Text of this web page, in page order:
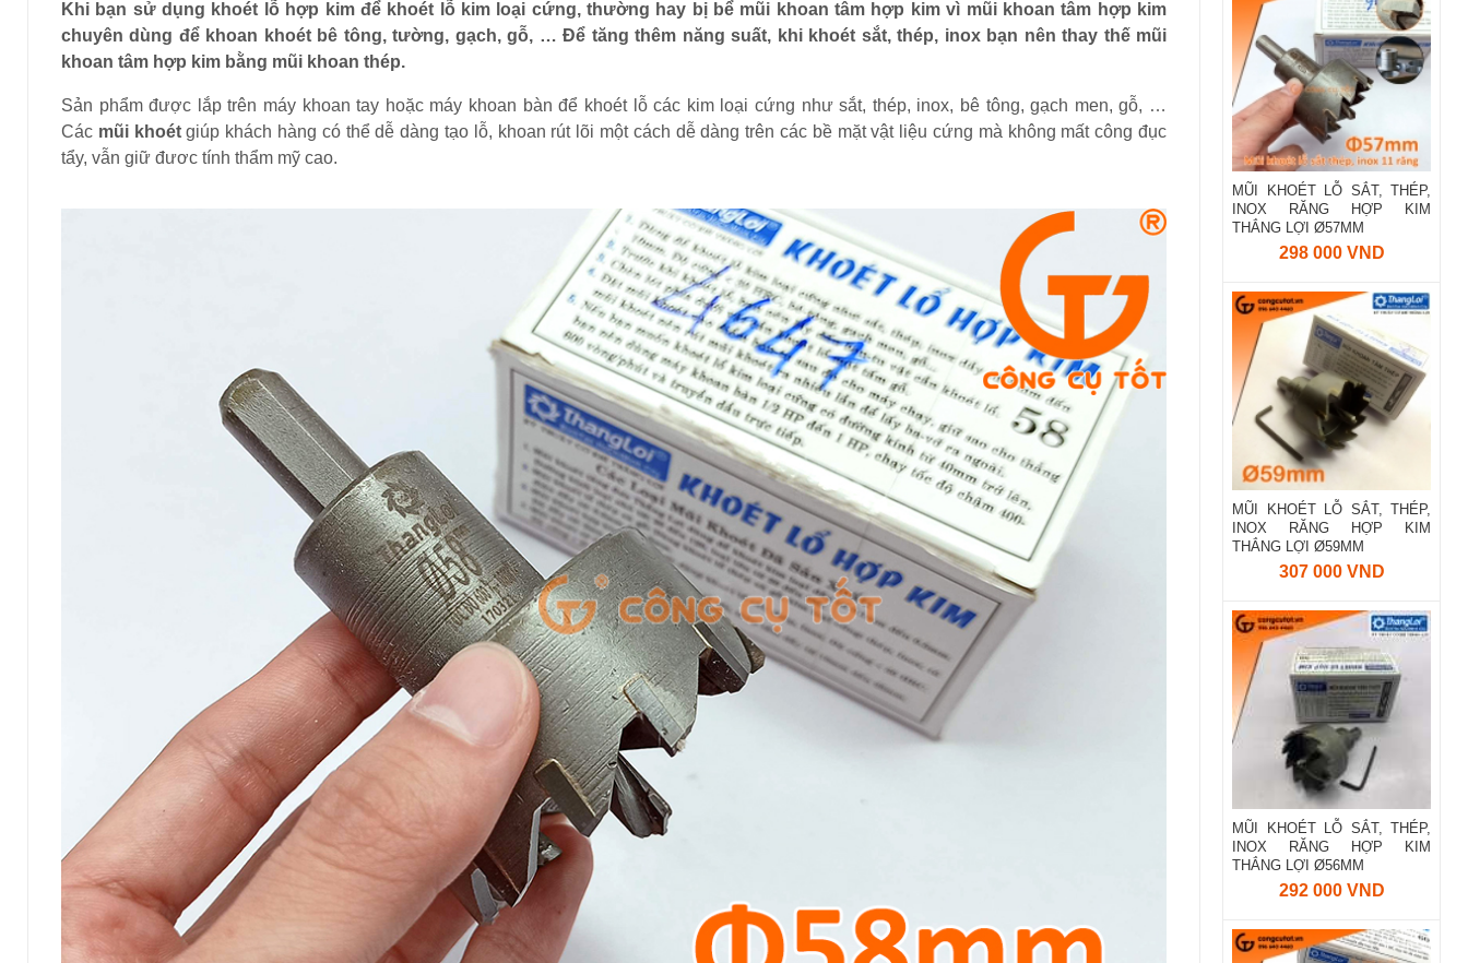
Khi bạn sử dụng khoét lỗ hợp kim để khoét lỗ kim loại cứng, thường hay bị bể mũi khoan tâm hợp kim vì mũi khoan tâm hợp kim
chuyên dùng để khoan khoét bê tông, tường, gạch, gỗ, … Để tăng thêm năng suất, khi khoét sắt, thép, inox bạn nên thay thế mũi
khoan tâm hợp kim bằng mũi khoan thép.
Sản phẩm được lắp trên máy khoan tay hoặc máy khoan bàn để khoét lỗ các kim loại cứng như sắt, thép, inox, bê tông, gạch men, gỗ, …
Các mũi khoétgiúp khách hàng có thể dễ dàng tạo lỗ, khoan rút lõi một cách dễ dàng trên các bề mặt vật liệu cứng mà không mất công đục
tẩy, vẫn giữ đươc tính thẩm mỹ cao.
MŨI KHOÉT LỖ SẮT, THÉP,
INOX RĂNG HỢP KIM
THẮNG LỢI Ø57MM
298 000 VND
MŨI KHOÉT LỖ SẮT, THÉP,
INOX RĂNG HỢP KIM
THẮNG LỢI Ø59MM
307 000 VND
MŨI KHOÉT LỖ SẮT, THÉP,
INOX RĂNG HỢP KIM
THẮNG LỢI Ø56MM
292 000 VND